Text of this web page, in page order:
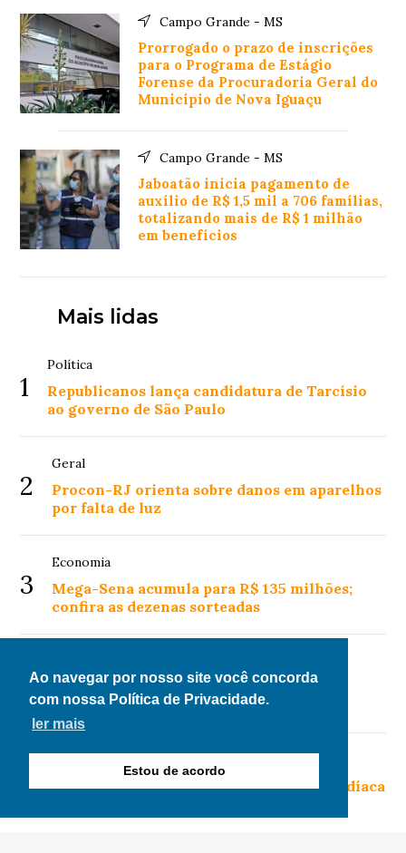
Ao navegar por nosso site você concorda
com nossa Política de Privacidade.
ler mais
Estou de acordo
Campo Grande - MS
Prorrogado o prazo de inscrições
para o Programa de Estágio
Forense da Procuradoria Geral do
Município de Nova Iguaçu
Campo Grande - MS
Jaboatão inicia pagamento de
auxílio de R$ 1,5 mil a 706 famílias,
totalizando mais de R$ 1 milhão
em benefícios
Mais lidas
1
Política
Republicanos lança candidatura de Tarcísio
ao governo de São Paulo
2
Geral
Procon-RJ orienta sobre danos em aparelhos
por falta de luz
3
Economia
Mega-Sena acumula para R$ 135 milhões;
confira as dezenas sorteadas
4
Programa de renegociação de dívidas é
prorrogado até 31 de agosto
5
Amamentação reduz risco de doença cardíaca